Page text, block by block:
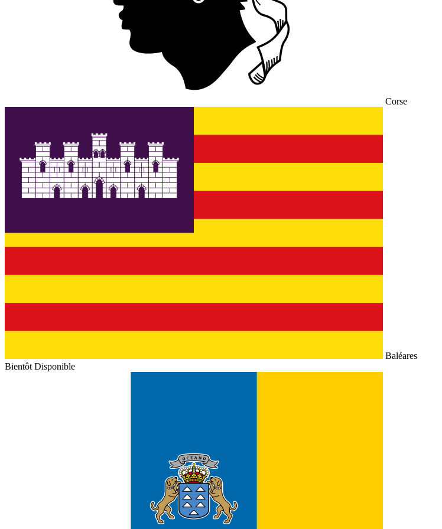
Corse
Baléares
Bientôt Disponible